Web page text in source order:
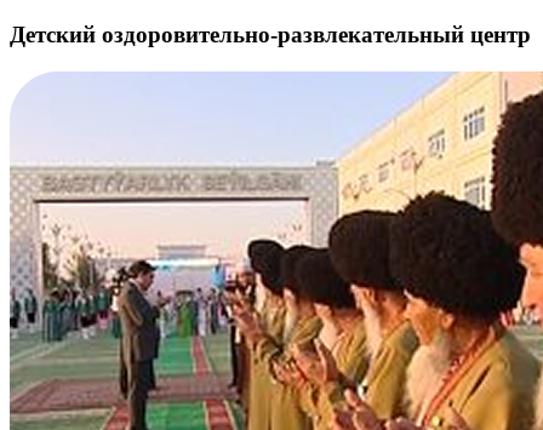
Детский оздоровительно-развлекательный центр